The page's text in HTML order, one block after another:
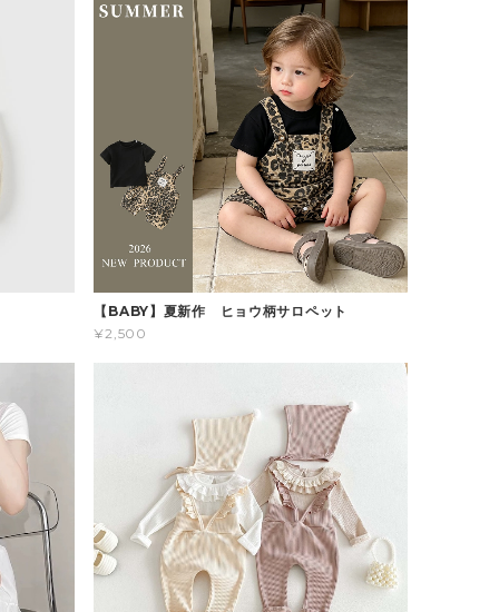
【BABY】夏新作 ヒョウ柄サロペット
¥2,500